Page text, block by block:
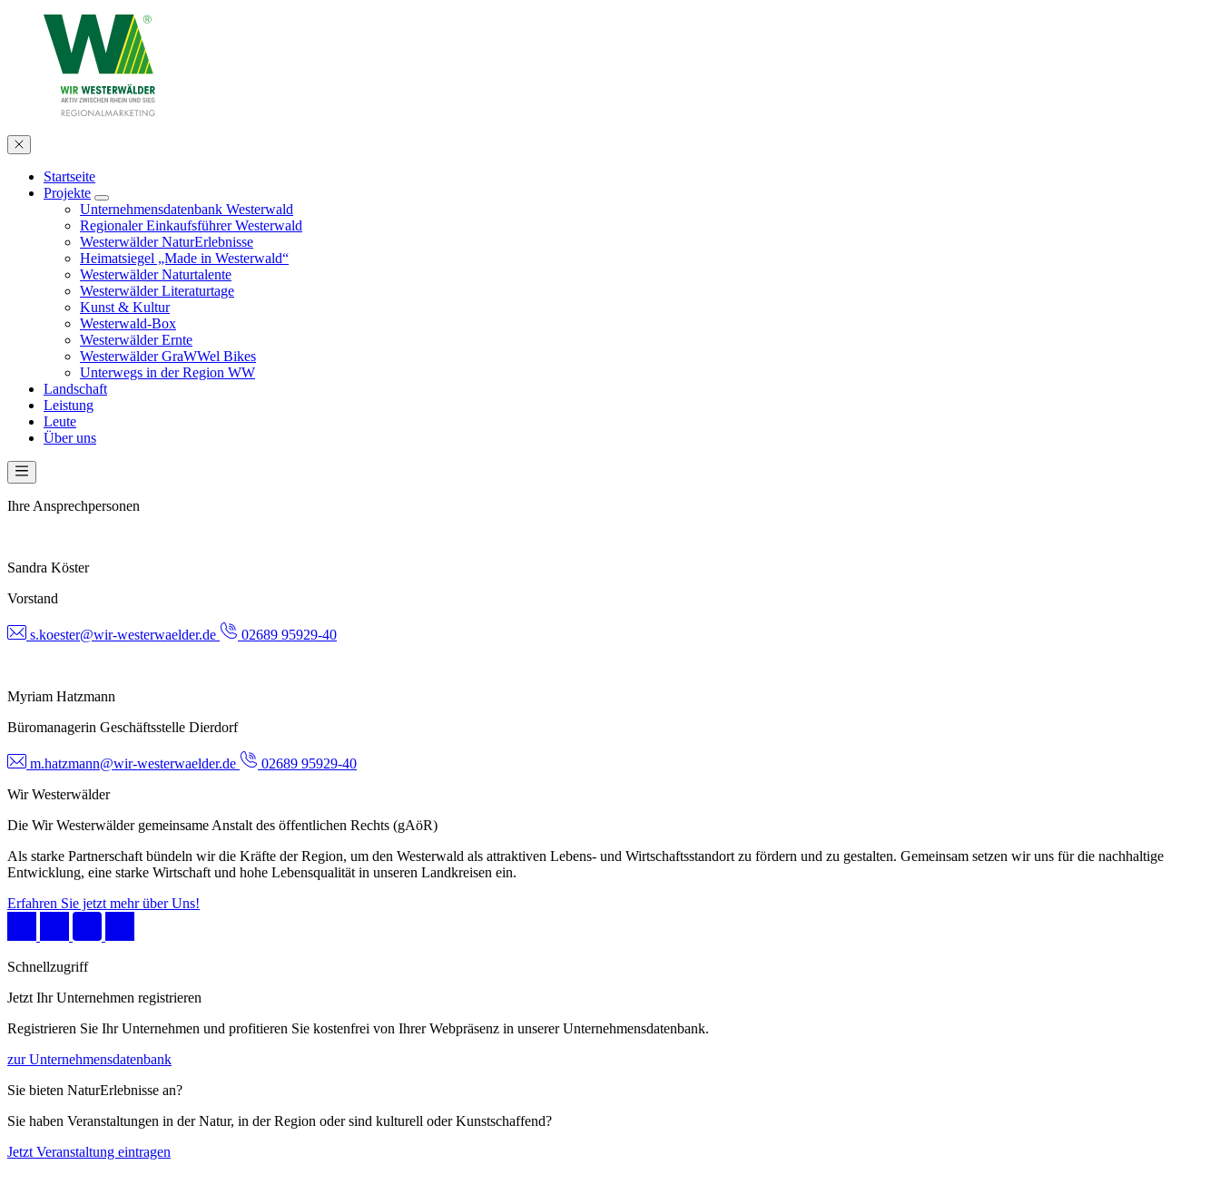
Startseite
Projekte
Unternehmensdatenbank Westerwald
Regionaler Einkaufsführer Westerwald
Westerwälder NaturErlebnisse
Heimatsiegel „Made in Westerwald“
Westerwälder Naturtalente
Westerwälder Literaturtage
Kunst & Kultur
Westerwald-Box
Westerwälder Ernte
Westerwälder GraWWel Bikes
Unterwegs in der Region WW
Landschaft
Leistung
Leute
Über uns
Ihre Ansprechpersonen
Sandra Köster
Vorstand
s.koester@wir-westerwaelder.de 02689 95929-40
Myriam Hatzmann
Büromanagerin Geschäftsstelle Dierdorf
m.hatzmann@wir-westerwaelder.de
02689 95929-40
Wir Westerwälder
Die Wir Westerwälder gemeinsame Anstalt des öffentlichen Rechts (gAöR)
Als starke Partnerschaft bündeln wir die Kräfte der Region, um den Westerwald als attraktiven Lebens- und Wirtschaftsstandort zu fördern und zu gestalten. Gemeinsam setzen wir uns für die nachhaltige
Entwicklung, eine starke Wirtschaft und hohe Lebensqualität in unseren Landkreisen ein.
Erfahren Sie jetzt mehr über Uns!
Schnellzugriff
Jetzt Ihr Unternehmen registrieren
Registrieren Sie Ihr Unternehmen und profitieren Sie kostenfrei von Ihrer Webpräsenz in unserer Unternehmensdatenbank.
zur Unternehmensdatenbank
Sie bieten NaturErlebnisse an?
Sie haben Veranstaltungen in der Natur, in der Region oder sind kulturell oder Kunstschaffend?
Jetzt Veranstaltung eintragen